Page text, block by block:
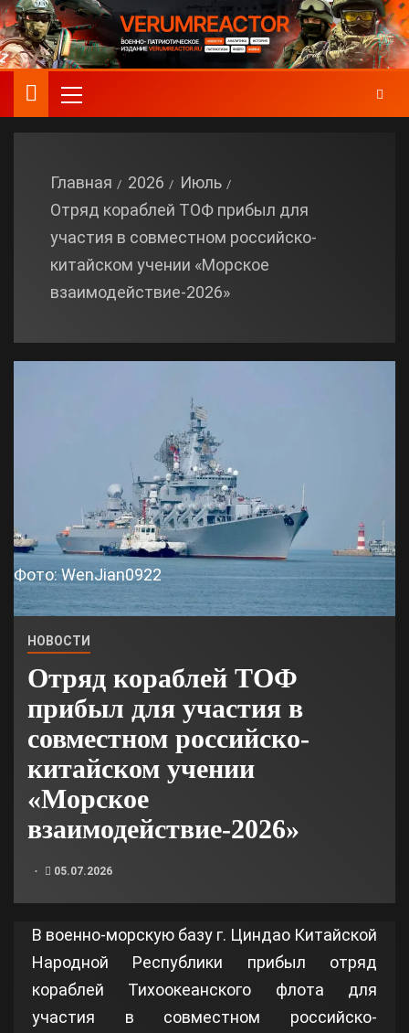
Главная 2026
Июль
Отряд кораблей ТОФ прибыл для
участия в совместном российско-
китайском учении «Морское
взаимодействие-2026»
Фото: WenJian0922
НОВОСТИ
Отряд кораблей ТОФ
прибыл для участия в
совместном российско-
китайском учении
«Морское
взаимодействие-2026»
05.07.2026
В военно-морскую базу г. Циндао Китайской
Народной Республики прибыл отряд
кораблей Тихоокеанского флота для
участия в совместном российско-